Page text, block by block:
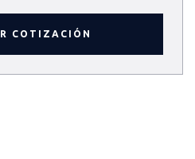
COTIZACIÓN